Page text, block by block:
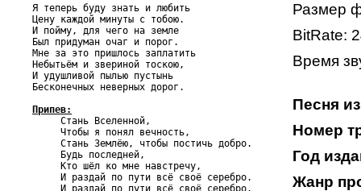
Я теперь буду знать и любить
Цену каждой минуты с тобою.
И пойму, для чего на земле
Был придуман очаг и порог.
Мне за это пришлось заплатить
Небытьём и звериной тоскою,
И удушливой пылью пустынь
Бесконечных неверных дорог.
Припев:
Стань Вселенной,
     Чтобы я понял вечность,
     Стань Землёю, чтобы постичь добро.
     Будь последней,
     Кто шёл ко мне навстречу,
     И раздай по пути всё своё серебро.
Размер
BitRate:
Время
Песня
Номер
Год
Жанр